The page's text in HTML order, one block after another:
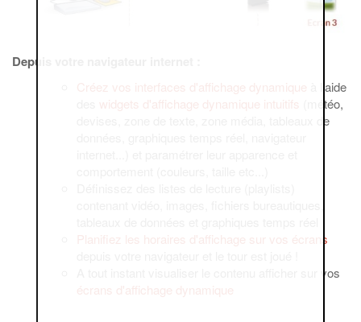
Depuis votre navigateur internet :
Créez vos interfaces d'affichage dynamique à l'aide
widgets d'affichage dynamique intuitifs (météo,
devises, zone de texte, zone média, tableaux de
Planifiez les horaires d'affichage sur vos écrans
A tout instant visualiser le contenu afficher sur vos
écrans d'affichage dynamique